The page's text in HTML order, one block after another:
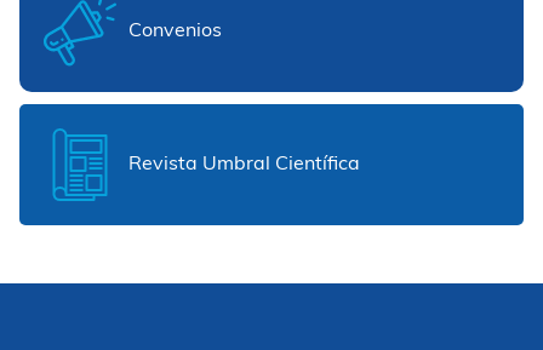
Convenios
Revista Umbral Científica